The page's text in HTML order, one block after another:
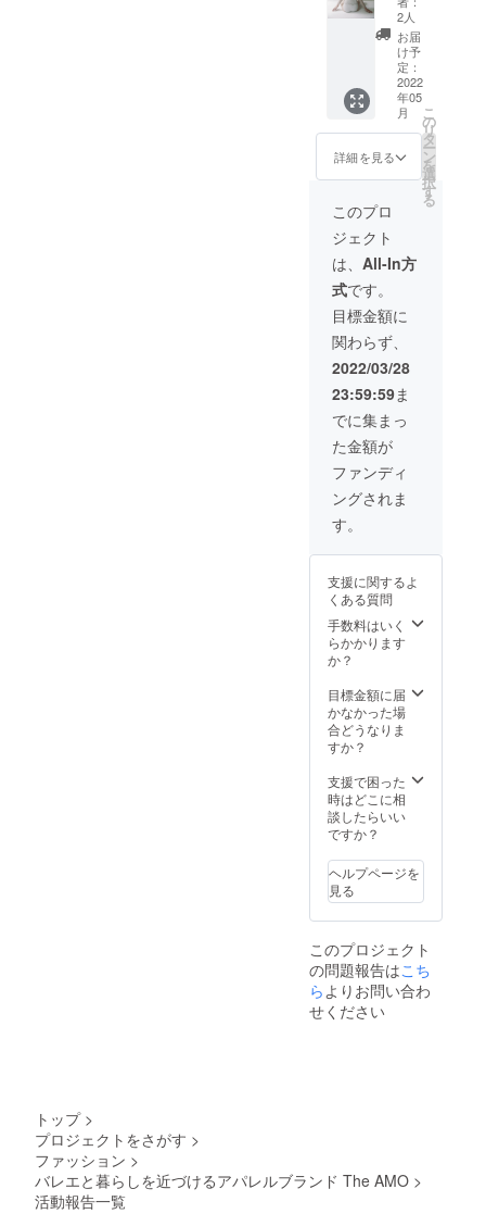
だいた
方には
映像の
配信リ
ンクを
お届け
し、期
度もご
覧いた
す。期
間は１
週間を
予定し
ます
が、動
画サイ
トの都
合によ
り多少
予定よ
り変わ
ること
があり
ます。
ご了承
くださ
権利は
The
AMOが
所有し
ている
ため、
他で共
有する
ことは
い。 映
像を見
るため
にイン
ネット
る環境
が必要
となり
ます。
チケッ
トはク
ラウド
です
いただ
けま
す。
ネック
部分の
ボタン
は、プ
ラス
チック
一つ少
色味が
違う自
ボタン
にこだ
わりま
した。
ブラン
が服の
外につ
ます
が、こ
踊って
に触れ
て気に
ならな
いよう
に、と
いうバ
タード
のタグ
の付け
得てい
ます。
◯素材
混率に
チュー
イロン
100％
ン：貝
ボタン
◯サイ
ズにつ
、袖丈
み、サ
イズの
選択が
必要と
なりま
す。 ◉
セット
内容 ①
ポスト
セット
テッ
カー２
枚 ③オ
ンライ
ンパ
フォー
マンス
"Giselle
ト ④
シース
ルー
トップ
ス １点
◯シー
スルー
イズに
ついて
S/Mサイ
ズ：着
丈
50.5cm
、肩幅
32.6cm
、袖丈
ズ：着
丈
52.5cm
、身幅
、肩幅
33.6cm
、袖丈
74.3cm
程によ
り多少
の誤差
は出て
くる可
があり
しくは
お名前
の表
記、
"Giselle
"の撮影
の裏側
動画と
個別で
撮影し
の動
画、"Gi
selle"の
パ
フォー
マンス
映像リ
ンク、
The
AMOブ
ランド
ステッ
カー３
枚セッ
ト、そ
して直
筆のお
礼のお
しま
考欄に
て、表
記希望
の会社
記載を
お願い
しま
側動画
とお礼
の動画
は合わ
分ほ
ど、"Gi
selle"動
画をご
だける
期間は
１ヶ月
を予定
してい
は郵送
AMOの
活動を
応援し
たい！
と思っ
てくだ
さる方
へ。 ス
ポン
サーと
ンライ
ンパ
フォー
マン
ス"Gise
lle"の動
画の最
後に大
きく会
社名も
しくは
お名前
の表
記、
"Giselle
"の撮影
の裏側
動画と
たお礼
画、"Gi
selle"の
パ
フォー
ンク、
普段誰
にも見
い踊り
を作る
までの
構成メ
部、The
AMOブ
ランド
ステッ
枚セッ
ト、そ
して直
筆のお
礼のお
名やお
2人
お届
け予
定：
2022
年05
月
詳細を見る
こ
の
リ
タ
ー
ン
を
選
択
す
る
このプロ
ジェクト
は、 All-In方
式です。
目標金額に
関わらず、
2022/03/28
23:59:59ま
でに集まっ
た金額が
ファンディ
ングされま
す。
支援に関するよ
くある質問
手数料はいく
らかかります
か？
目標金額に届
かなかった場
合どうなりま
すか？
支援で困った
時はどこに相
談したらいい
ですか？
ヘルプページを
見る
このプロジェクト
の問題報告はこち
らよりお問い合わ
せください
トップ >
プロジェクトをさがす >
ファッション >
バレエと暮らしを近づけるアパレルブランド The AMO >
活動報告一覧